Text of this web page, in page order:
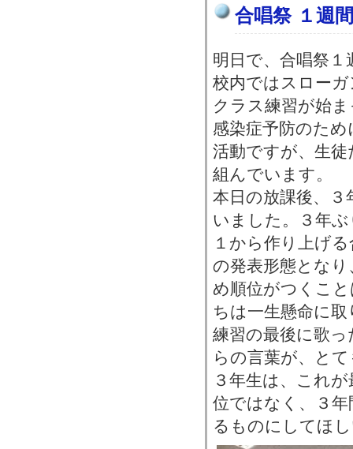
合唱祭 １週
明日で、合唱祭
校内ではスロー
クラス練習が始
感染症予防のた
活動ですが、生
組んでいます。
本日の放課後、
いました。３年
１から作り上げ
の発表形態とな
め順位がつくこ
ちは一生懸命に
練習の最後に歌
らの言葉が、と
３年生は、これ
位ではなく、３
るものにしてほ